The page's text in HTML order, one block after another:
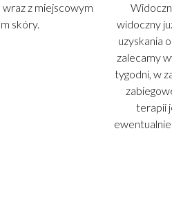
wraz z miejscowym
skóry.
widoczny
uzyskania
zalecamy
tygodni, w
terapii